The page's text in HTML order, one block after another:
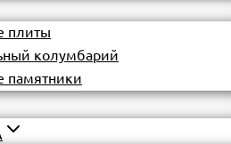
плиты
колумбарий
памятники